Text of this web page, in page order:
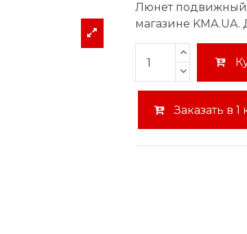
Люнет подвижный
магазине
Заказать в 1